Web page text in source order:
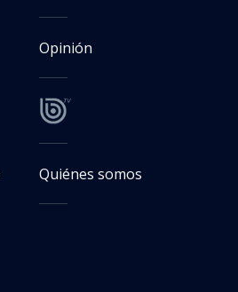
Opinión
Quiénes somos